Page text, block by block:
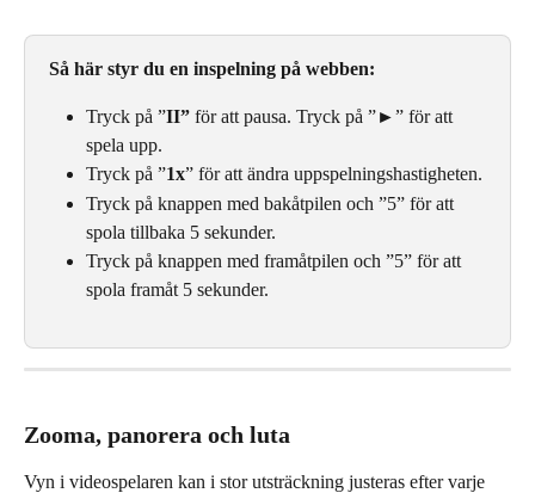
Så här styr du en inspelning på webben:
Tryck på ”II” för att pausa. Tryck på ”►” för att
spela upp.
Tryck på ”1x” för att ändra uppspelningshastigheten.
Tryck på knappen med bakåtpilen och ”5” för att
spola tillbaka 5 sekunder.
Tryck på knappen med framåtpilen och ”5” för att
spola framåt 5 sekunder.
Zooma, panorera och luta
Vyn i videospelaren kan i stor utsträckning justeras efter varje